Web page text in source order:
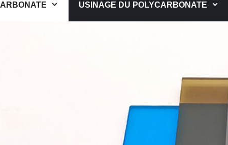
USINAGE DU POLYCARBONATE